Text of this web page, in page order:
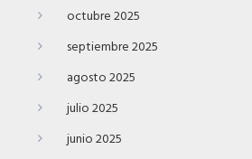
octubre 2025
septiembre 2025
agosto 2025
julio 2025
junio 2025